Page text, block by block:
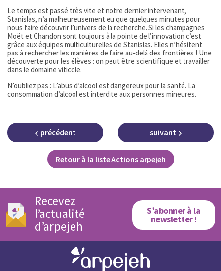
Le temps est passé très vite et notre dernier intervenant,
Stanislas, n’a malheureusement eu que quelques minutes pour
nous faire découvrir l’univers de la recherche. Si les champagnes
Moët et Chandon sont toujours à la pointe de l’innovation c’est
grâce aux équipes multiculturelles de Stanislas. Elles n’hésitent
pas à rechercher les manières de faire au-delà des frontières ! Une
découverte pour les élèves : on peut être scientifique et travailler
dans le domaine viticole.
N’oubliez pas : L’abus d’alcool est dangereux pour la santé. La
consommation d’alcool est interdite aux personnes mineures.
précédent
Retour à la liste Actions arpejeh
suivant
Recevez
l’actualité
d’arpejeh
S’abonner à la
newsletter !